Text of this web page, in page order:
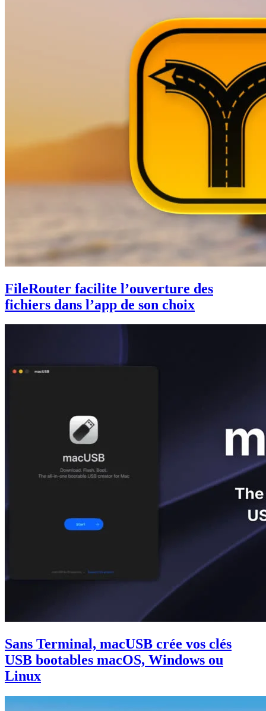
FileRouter facilite l’ouverture des
fichiers dans l’app de son choix
Sans Terminal, macUSB crée vos clés
USB bootables macOS, Windows ou
Linux